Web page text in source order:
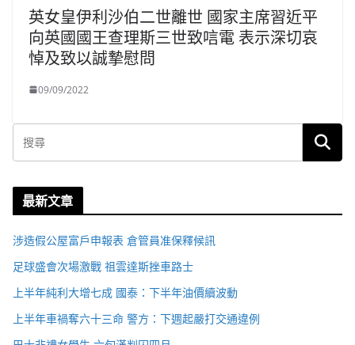
英女皇伊利沙伯二世離世 國家主席習近平
向英國國王查理斯三世致唁電 表示深切哀
悼及致以誠摯慰問
09/09/2022
最新文章
涉造假公屋富戶申報表 倉管員准保釋候訊
足球盛會次場激戰 祖雲達斯挫車路士
上半年純利大增七成 國泰：下半年油價續波動
上半年車禍奪六十三命 警方：下週起嚴打交通違例